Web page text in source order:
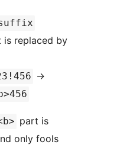
is replaced by
→
part is
only fools